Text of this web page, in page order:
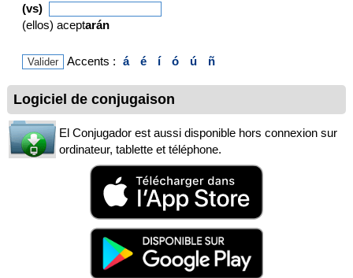
(vs)
(ellos) aceptarán
Accents : á é í ó ú ñ
Logiciel de conjugaison
El Conjugador est aussi disponible hors connexion sur
ordinateur, tablette et téléphone.